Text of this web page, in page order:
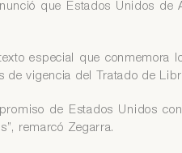
que Estados Unidos de
especial que conmemora
de vigencia del Tratado de
de Estados Unidos
remarcó Zegarra.